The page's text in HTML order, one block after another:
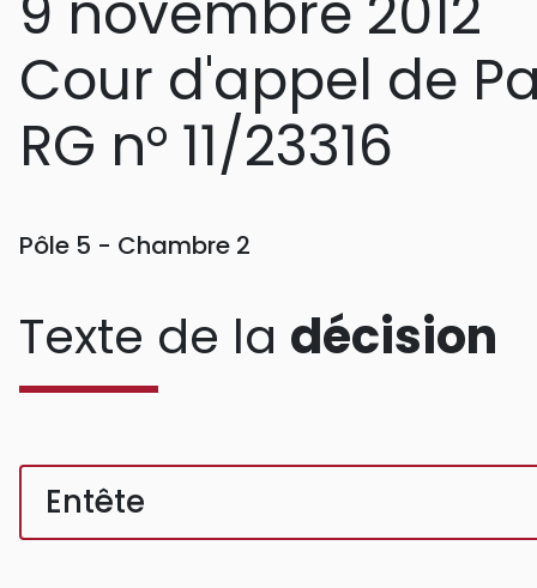
Cour d'appel de
RG n° 11/23316
Pôle 5 - Chambre 2
Texte de la décision
Entête